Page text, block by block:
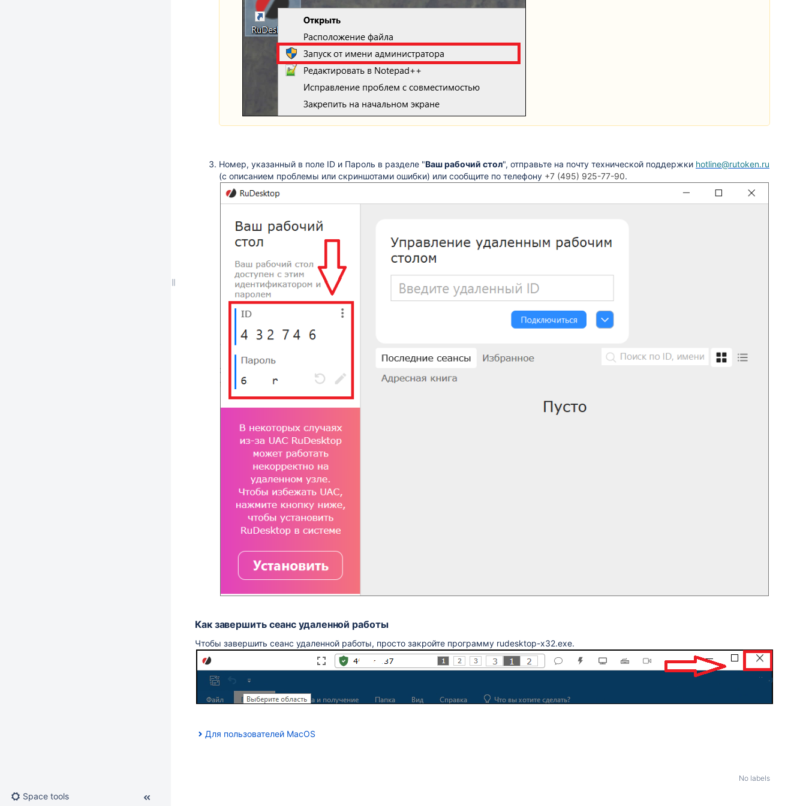
Space tools
Номер, указанный в поле ID и Пароль в разделе "Ваш рабочий стол", отправьте на почту технической поддержки hotline@rutoken.ru
(с описанием проблемы или скриншотами ошибки) или сообщите по телефону +7 (495) 925-77-90.
Как завершить сеанс удаленной работы
Чтобы завершить сеанс удаленной работы, просто закройте программу rudesktop-x32.exe.
Для пользователей MacOS
No labels